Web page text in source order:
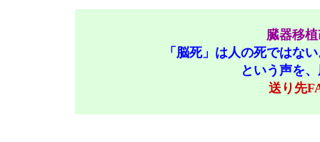
臓器移
「脳死」は人の死ではな
という声を
送り先